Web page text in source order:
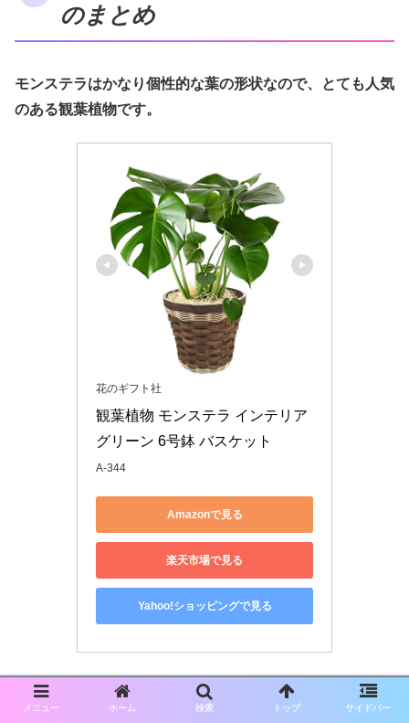
のまとめ
モンステラはかなり個性的な葉の形状なので、とても人気
のある観葉植物です。
花のギフト社
観葉植物 モンステラ インテリア
グリーン 6号鉢 バスケット
A-344
Amazonで見る
楽天市場で見る
Yahoo!ショッピングで見る
メニュー ホーム 検索 トップ サイドバー